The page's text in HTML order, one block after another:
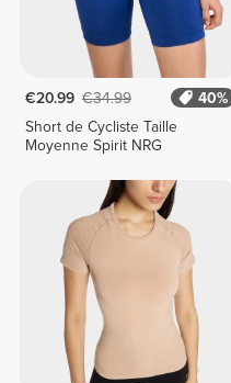
€20.99 €34.99
40%
Short de Cycliste Taille
Moyenne Spirit NRG